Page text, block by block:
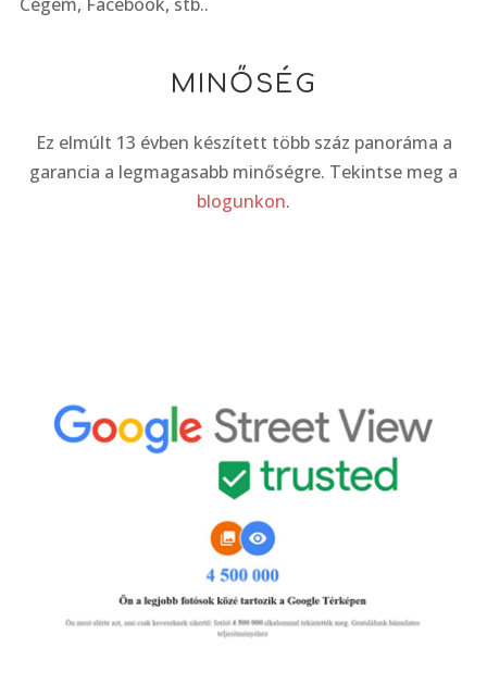
MINŐSÉG
Ez elmúlt 13 évben készített több száz panoráma a
garancia a legmagasabb minőségre. Tekintse meg a
blogunkon.